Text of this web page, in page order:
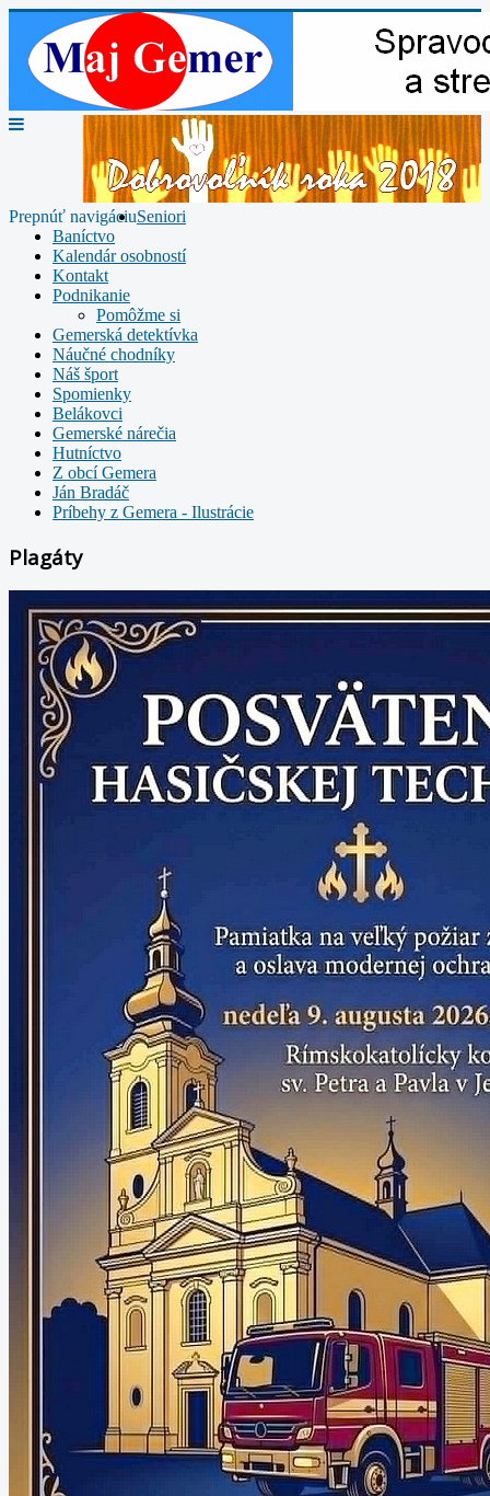
Prepnúť navigáciuSeniori
Baníctvo
Kalendár osobností
Kontakt
Podnikanie
Pomôžme si
Gemerská detektívka
Náučné chodníky
Náš šport
Spomienky
Belákovci
Gemerské nárečia
Hutníctvo
Z obcí Gemera
Ján Bradáč
Príbehy z Gemera - Ilustrácie
Plagáty